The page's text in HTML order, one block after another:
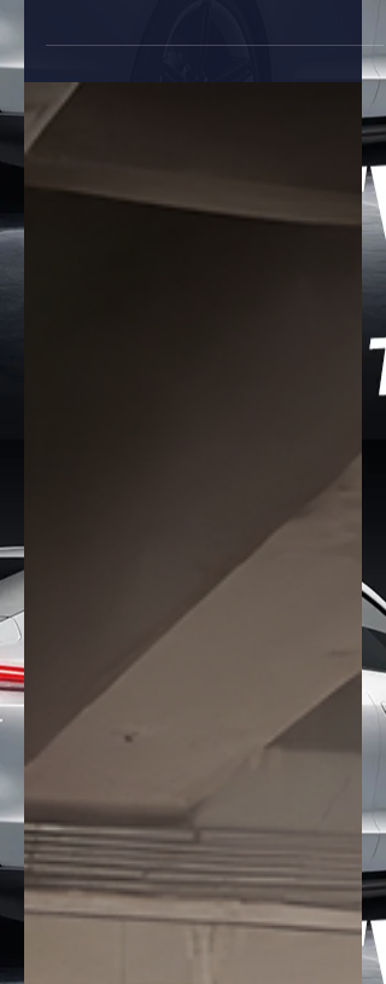
58,402 คัน โดยค่ายยักษ์ใหญ่สัญชาติ
ญี่ปุ่นอย่าง TOYOTA ยังคงสร้างผลงาน
ได้อย่างยอดเยี่ยม ด้วยยอดจดทะเบียนรวม
แบรนด์สูงถึง 19,564 คัน ครองส่วนแบ่ง
ตลาดอันดับ 1 ของประเทศได้อย่างมั่นคง
และทิ้งห่างคู่แข่งอย่างขาดลอย รายละเอียด
คว้าอันดับ 1 ยอดจดทะเบียนรวมทุกประเภท
ที่ 19,564 คัน คิดเป็นสัดส่วนมากกว่า 1